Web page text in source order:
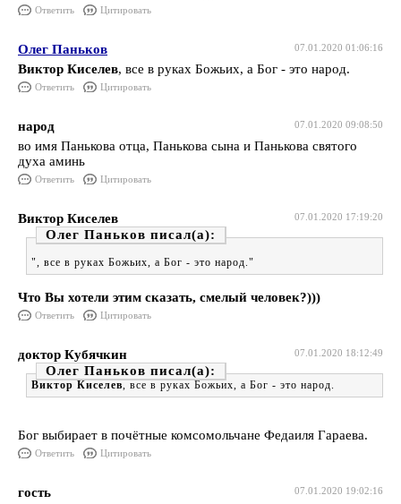
Ответить Цитировать
07.01.2020 01:06:16
Олег Паньков
Виктор Киселев, все в руках Божьих, а Бог - это народ.
Ответить Цитировать
07.01.2020 09:08:50
народ
во имя Панькова отца, Панькова сына и Панькова святого
духа аминь
Ответить Цитировать
07.01.2020 17:19:20
Виктор Киселев
Олег Паньков
", все в руках Божьих, а Бог - это народ."
Что Вы хотели этим сказать, смелый человек?)))
Ответить Цитировать
07.01.2020 18:12:49
доктор Кубячкин
Олег Паньков
Виктор Киселев, все в руках Божьих, а Бог - это народ.
Бог выбирает в почётные комсомольчане Федаиля Гараева.
Ответить Цитировать
07.01.2020 19:02:16
гость